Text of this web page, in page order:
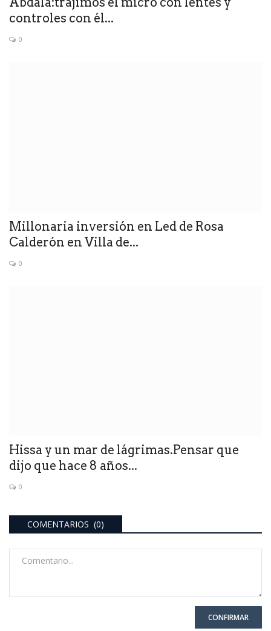
controles con él...
0
Millonaria inversión en Led de Rosa
Calderón en Villa de...
0
Hissa y un mar de lágrimas.Pensar que
dijo que hace 8 años...
0
COMENTARIOS (0)
CONFIRMAR